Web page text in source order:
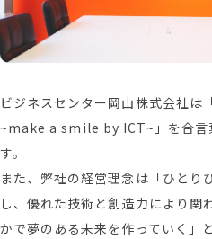
ビジネスセンター岡山株式会社は
~make a smile by ICT~」を合言
す。
また、弊社の経営理念は「ひとり
し、優れた技術と創造力により関
かで夢のある未来を作っていく」